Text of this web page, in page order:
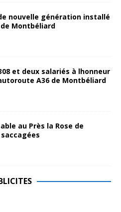
nouvelle génération installé
Montbéliard
et deux salariés à lhonneur
A36 de Montbéliard
au Près la Rose de